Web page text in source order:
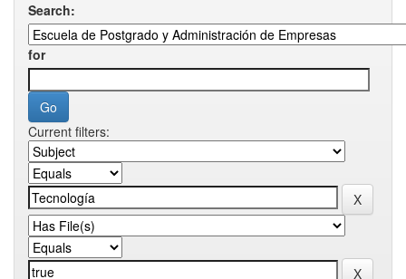
Search:
for
Current filters: